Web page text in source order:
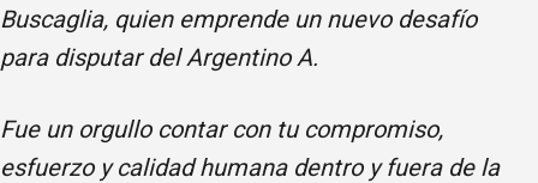
Buscaglia, quien emprende un nuevo desafío
para disputar del Argentino A.
Fue un orgullo contar con tu compromiso,
esfuerzo y calidad humana dentro y fuera de la